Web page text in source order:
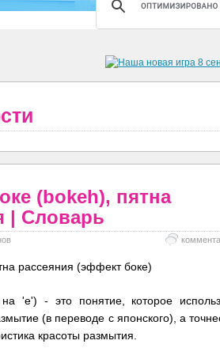
(bokeh), пятна
| Словарь
'е') - это понятие, которое
(в переводе с японского), а
красоты размытия.